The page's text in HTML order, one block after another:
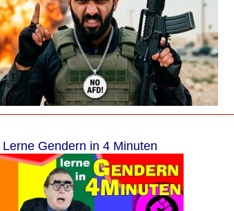
Lerne Gendern in 4 Minuten